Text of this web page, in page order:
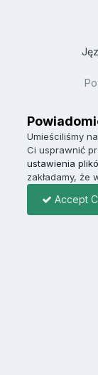
Umieściliśmy
Ci usprawnić
ustawienia
zakładamy, że
Accept